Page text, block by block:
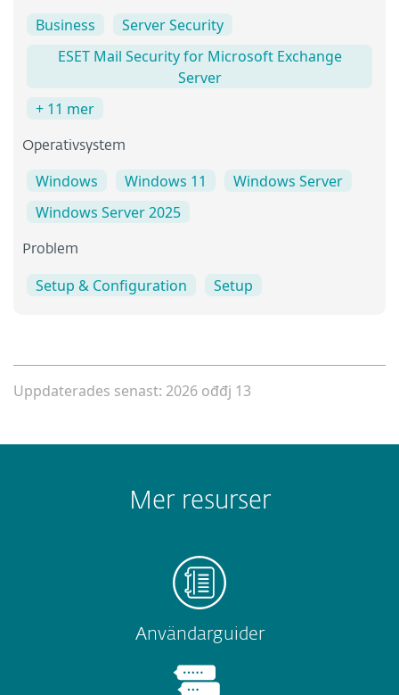
Business
Server Security
ESET Mail Security for Microsoft Exchange
Server
+ 11 mer
Operativsystem
Windows Windows 11
Windows Server
Windows Server 2025
Problem
Setup & Configuration Setup
Uppdaterades senast: 2026 ođđj 13
Mer resurser
Användarguider